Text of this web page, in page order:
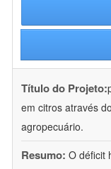
Título do Projeto:
em citros através
agropecuário.
Resumo: O déficit